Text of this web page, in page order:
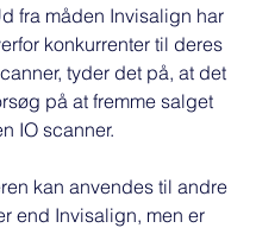
fra måden Invisalign har
konkurrenter til deres
tyder det på, at det
på at fremme salget
IO scanner.
kan anvendes til andre
end Invisalign, men er